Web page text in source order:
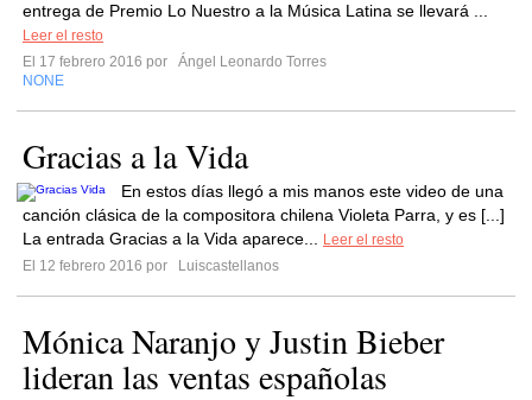
entrega de Premio Lo Nuestro a la Música Latina se llevará ...
Leer el resto
El 17 febrero 2016 por
Ángel Leonardo Torres
NONE
Gracias a la Vida
En estos días llegó a mis manos este video de una
canción clásica de la compositora chilena Violeta Parra, y es [...]
La entrada Gracias a la Vida aparece...
Leer el resto
El 12 febrero 2016 por
Luiscastellanos
Mónica Naranjo y Justin Bieber
lideran las ventas españolas